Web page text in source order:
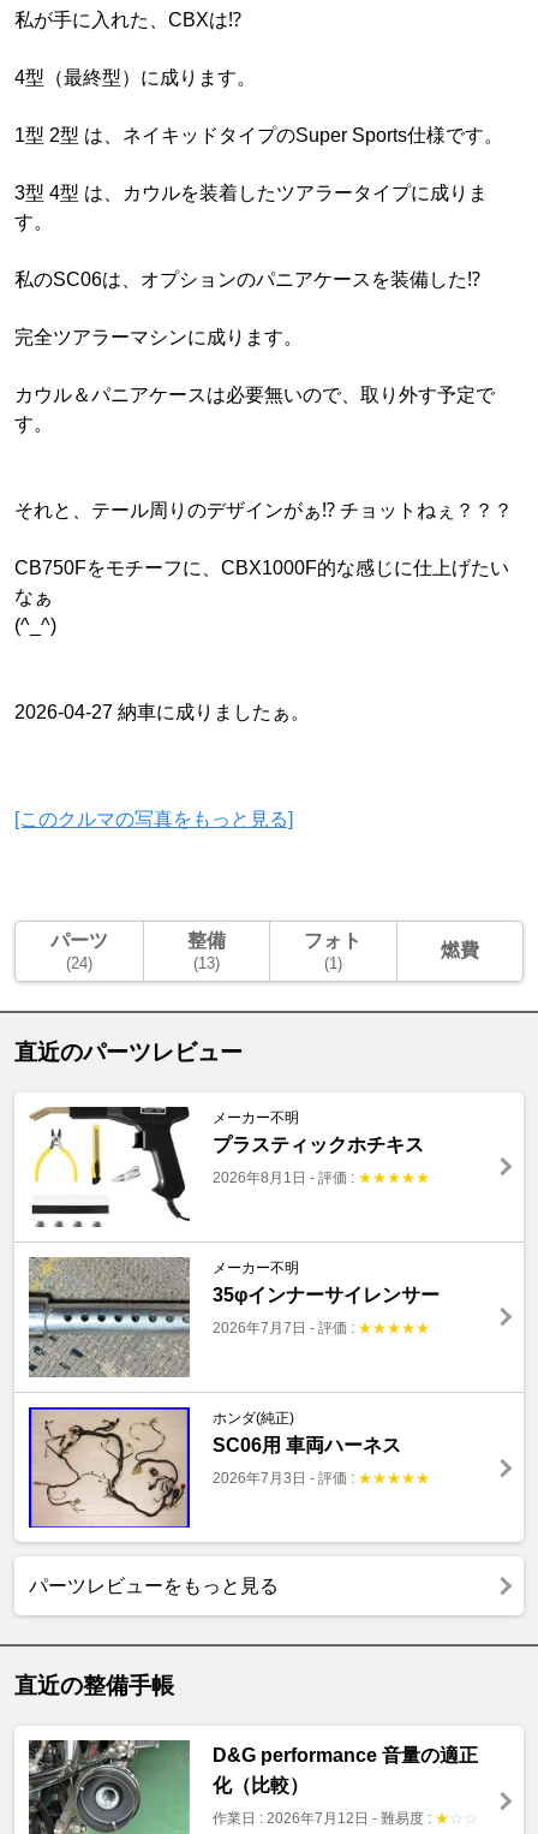
私が手に入れた、CBXは⁉︎
4型（最終型）に成ります。
1型 2型 は、ネイキッドタイプのSuper Sports仕様です。
3型 4型 は、カウルを装着したツアラータイプに成りま
す。
私のSC06は、オプションのパニアケースを装備した⁉︎
完全ツアラーマシンに成ります。
カウル＆パニアケースは必要無いので、取り外す予定で
す。
それと、テール周りのデザインがぁ⁉︎ チョットねぇ？？？
CB750Fをモチーフに、CBX1000F的な感じに仕上げたい
なぁ
(^_^)
2026-04-27 納車に成りましたぁ。
[このクルマの写真をもっと見る]
パーツ
(24)
整備
(13)
フォト
(1)
燃費
直近のパーツレビュー
メーカー不明
プラスティックホチキス
2026年8月1日 - 評価 : ★★★★★
メーカー不明
35φインナーサイレンサー
2026年7月7日 - 評価 : ★★★★★
ホンダ(純正)
SC06用 車両ハーネス
2026年7月3日 - 評価 : ★★★★★
パーツレビューをもっと見る
直近の整備手帳
D&G performance 音量の適正
化（比較）
作業日 : 2026年7月12日 - 難易度 : ★ ☆ ☆